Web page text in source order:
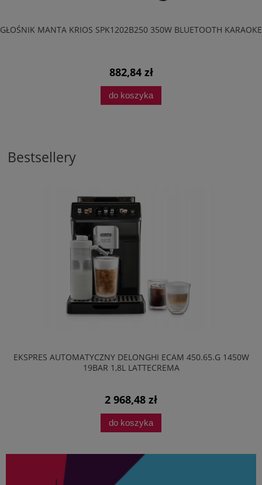
GŁOŚNIK MANTA KRIOS SPK1202B250 350W BLUETOOTH KARAOKE
882,84 zł
do koszyka
Bestsellery
EKSPRES AUTOMATYCZNY DELONGHI ECAM 450.65.G 1450W
19BAR 1,8L LATTECREMA
2 968,48 zł
do koszyka